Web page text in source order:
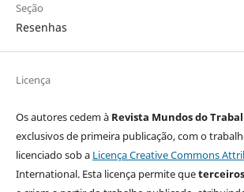
Seção
Resenhas
Licença
Os autores cedem à Revista Mundos do
exclusivos de primeira publicação, com o
licenciado sob a Licença Creative Commons
International. Esta licença permite queterceiros